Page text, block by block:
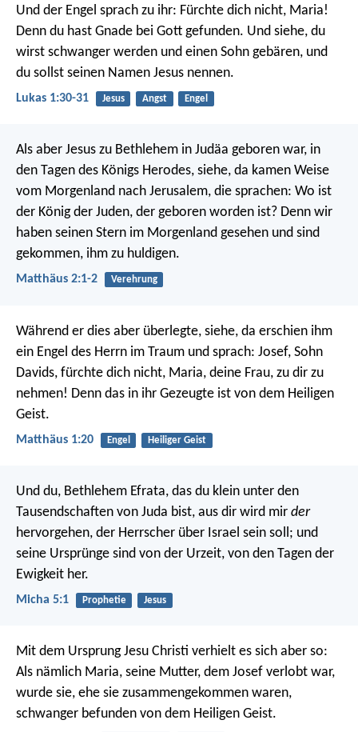
Und der Engel sprach zu ihr: Fürchte dich nicht, Maria!
Denn du hast Gnade bei Gott gefunden. Und siehe, du
wirst schwanger werden und einen Sohn gebären, und
du sollst seinen Namen Jesus nennen.
Lukas 1:30-31 Jesus Angst Engel
Als aber Jesus zu Bethlehem in Judäa geboren war, in
den Tagen des Königs Herodes, siehe, da kamen Weise
vom Morgenland nach Jerusalem, die sprachen: Wo ist
der König der Juden, der geboren worden ist? Denn wir
haben seinen Stern im Morgenland gesehen und sind
gekommen, ihm zu huldigen.
Matthäus 2:1-2 Verehrung
Während er dies aber überlegte, siehe, da erschien ihm
ein Engel des Herrn im Traum und sprach: Josef, Sohn
Davids, fürchte dich nicht, Maria, deine Frau, zu dir zu
nehmen! Denn das in ihr Gezeugte ist von dem Heiligen
Geist.
Matthäus 1:20 Engel Heiliger Geist
Und du, Bethlehem Efrata, das du klein unter den
Tausendschaften von Juda bist, aus dir wird mir der
hervorgehen, der Herrscher über Israel sein soll; und
seine Ursprünge sind von der Urzeit, von den Tagen der
Ewigkeit her.
Micha 5:1 Prophetie Jesus
Mit dem Ursprung Jesu Christi verhielt es sich aber so:
Als nämlich Maria, seine Mutter, dem Josef verlobt war,
wurde sie, ehe sie zusammengekommen waren,
schwanger befunden von dem Heiligen Geist.